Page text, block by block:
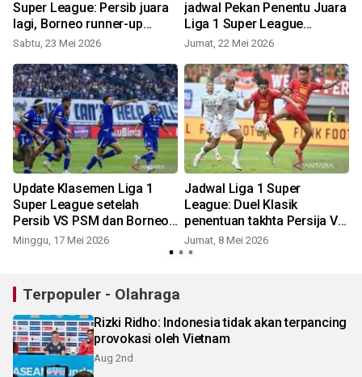
Super League: Persib juara
lagi, Borneo runner-up
meski menang 7-1
Sabtu, 23 Mei 2026
jadwal Pekan Penentu Juara
Liga 1 Super League
2025/26
Jumat, 22 Mei 2026
Update Klasemen Liga 1
Super League setelah
Persib VS PSM dan Borneo
FC VS Persijap
Minggu, 17 Mei 2026
Jadwal Liga 1 Super
League: Duel Klasik
penentuan takhta Persija Vs
Persib Jadi Menu Utama
Jumat, 8 Mei 2026
Terpopuler - Olahraga
Rizki Ridho: Indonesia tidak akan terpancing
provokasi oleh Vietnam
Aug 2nd